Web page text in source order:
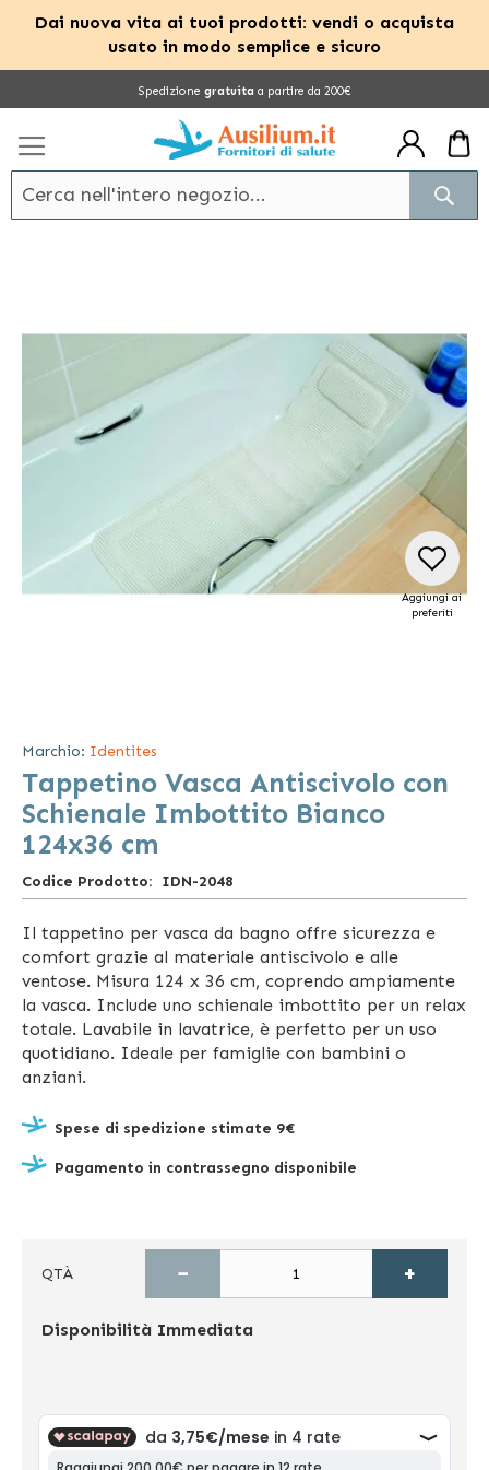
Dai nuova vita ai tuoi prodotti: vendi o acquista
usato in modo semplice e sicuro
Spedizione gratuita a partire da 200€
galleria
galleria
di
immagini
Aggiungi ai
preferiti
Marchio: Identites
Tappetino Vasca Antiscivolo con
Schienale Imbottito Bianco
124x36 cm
Codice Prodotto IDN-2048
Il tappetino per vasca da bagno offre sicurezza e
comfort grazie al materiale antiscivolo e alle
ventose. Misura 124 x 36 cm, coprendo ampiamente
la vasca. Include uno schienale imbottito per un relax
totale. Lavabile in lavatrice, è perfetto per un uso
quotidiano. Ideale per famiglie con bambini o
anziani.
Spese di spedizione stimate 9€
Pagamento in contrassegno disponibile
QTÀ − +
Disponibilità Immediata